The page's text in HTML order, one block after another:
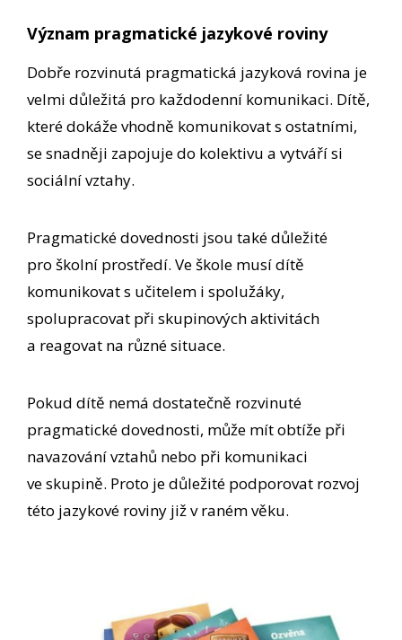
Význam pragmatické jazykové roviny
Dobře rozvinutá pragmatická jazyková rovina je
velmi důležitá pro každodenní komunikaci. Dítě,
které dokáže vhodně komunikovat s ostatními,
se snadněji zapojuje do kolektivu a vytváří si
sociální vztahy.
Pragmatické dovednosti jsou také důležité
pro školní prostředí. Ve škole musí dítě
komunikovat s učitelem i spolužáky,
spolupracovat při skupinových aktivitách
a reagovat na různé situace.
Pokud dítě nemá dostatečně rozvinuté
pragmatické dovednosti, může mít obtíže při
navazování vztahů nebo při komunikaci
ve skupině. Proto je důležité podporovat rozvoj
této jazykové roviny již v raném věku.